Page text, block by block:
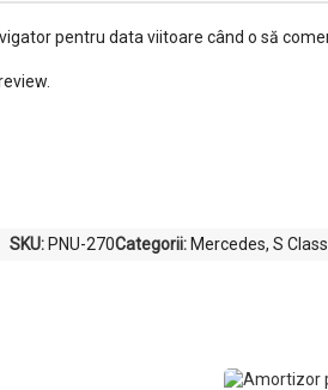
pentru data viitoare când o să
SKU: PNU-270Categorii: Mercedes, S